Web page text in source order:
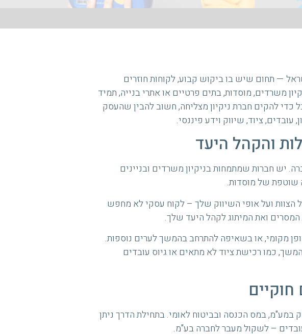
— תחום שיש בו ביקוש קבוע, לקוחות חוזרים
משרדים, מוסדות, בתים פרטיים או אתרי בנייה, תמיד
כדי להקים חברת ניקיון מצליחה, חשוב להבין שהעסק
ציוד, שיווק וידע פיננסי.
והקהל היעד
יש חברות שמתמחות בניקיון משרדים ובניינים
שוטפת של מוסדות.
הצוות ועל אופי השיווק שלך – לקוח עסקי לא מחפש
ואת המיתוג לקהל היעד שלך.
מקומי, או בשאיפה להתרחב בהמשך לערים נוספות.
כמו רכישת ציוד לא מתאים או גיוס עובדים
במע"מ, במס הכנסה ובביטוח לאומי. בתחילת הדרך ניתן
– לשקול מעבר לחברה בע"מ.